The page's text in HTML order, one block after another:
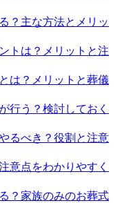
？主な方法とメリッ
トは？メリットと注
は？メリットと葬儀
行う？検討しておく
るべき？役割と注意
意点をわかりやすく
？家族のみのお葬式